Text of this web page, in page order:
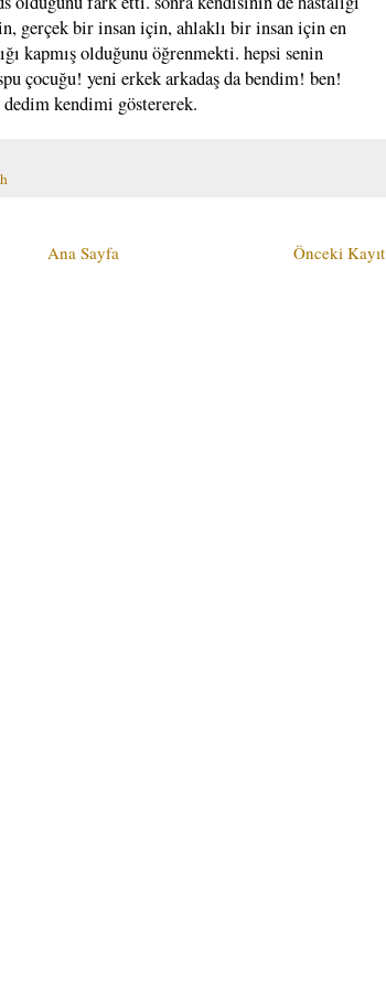
gerçek bir insan için, ahlaklı bir insan için en
kapmış olduğunu öğrenmekti. hepsi senin
çocuğu! yeni erkek arkadaş da bendim! ben!
kendimi göstererek.
Önceki Kayıt
Ana Sayfa